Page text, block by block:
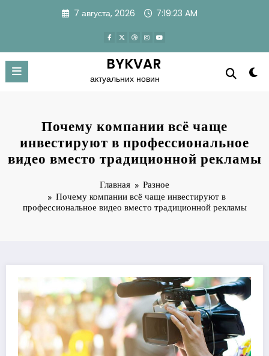
7 августа, 2026 7:19:24 AM
BYKVAR
актуальних новин
Почему компании всё чаще
инвестируют в профессиональное
видео вместо традиционной рекламы
Главная
Разное
Почему компании всё чаще инвестируют в
профессиональное видео вместо традиционной рекламы